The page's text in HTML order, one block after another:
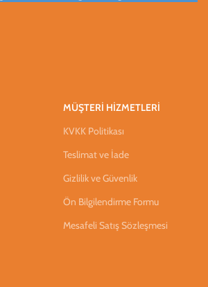
MÜŞTERİ HİZMETLERİ
KVKK Politikası
Teslimat ve İade
Gizlilik ve Güvenlik
Ön Bilgilendirme Formu
Mesafeli Satış Sözleşmesi